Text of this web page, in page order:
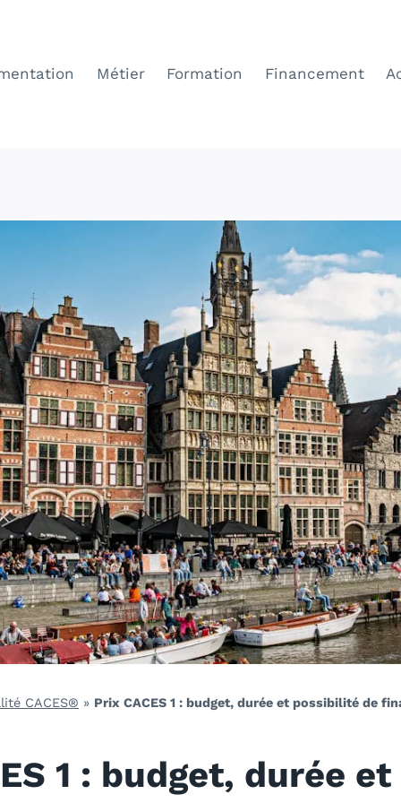
Métier Formation Financement
CACES® » Prix CACES 1 : budget, durée et possibilité de
1 : budget, durée et